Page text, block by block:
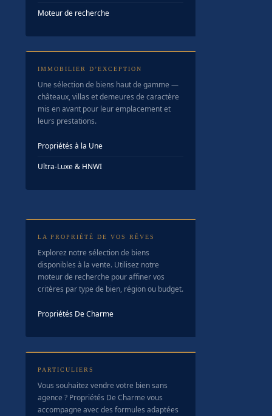
Moteur de recherche
IMMOBILIER D’EXCEPTION
Une sélection de biens haut de gamme —
châteaux, villas et demeures de caractère
mis en avant pour leur emplacement et
leurs prestations.
Propriétés à la Une
Ultra-Luxe & HNWI
LA PROPRIÉTÉ DE VOS RÊVES
Explorez notre sélection de biens
disponibles à la vente. Utilisez notre
moteur de recherche pour affiner vos
critères par type de bien, région ou budget.
Propriétés De Charme
PARTICULIERS
Vous souhaitez vendre votre bien sans
agence ? Propriétés De Charme vous
accompagne avec des formules adaptées